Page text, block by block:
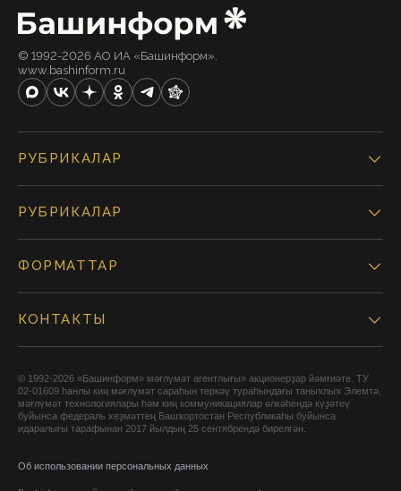
© 1992-2026 АО ИА «Башинформ».
www.bashinform.ru
РУБРИКАЛАР
РУБРИКАЛАР
ФОРМАТТАР
КОНТАКТЫ
© 1992-2026 «Башинформ» мәғлүмәт агентлығы» акционерҙар йәмғиәте. ТУ
02-01609 һанлы киң мәғлүмәт сараһын теркәү тураһындағы таныҡлыҡ Элемтә,
мәғлүмәт технологиялары һәм киң коммуникациялар өлкәһендә күҙәтеү
буйынса федераль хеҙмәттең Башҡортостан Республикаһы буйынса
идаралығы тарафынан 2017 йылдың 25 сентябрендә бирелгән.
Об использовании персональных данных